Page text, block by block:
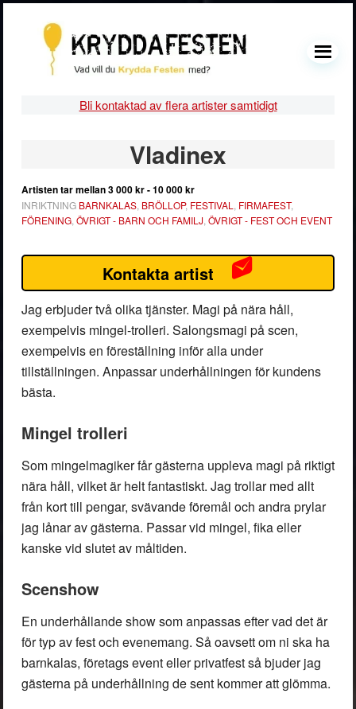
huvudnavigering
huvudinnehåll
MENU
Bli kontaktad av flera artister samtidigt
Vladinex
Artisten tar mellan3 000 kr - 10 000 kr
INRIKTNING BARNKALAS, BRÖLLOP, FESTIVAL, FIRMAFEST,
FÖRENING,ÖVRIGT - BARN OCH FAMILJ,ÖVRIGT - FEST OCH EVENT
Kontakta artist
Jag erbjuder två olika tjänster. Magi på nära håll,
exempelvis mingel-trolleri. Salongsmagi på scen,
exempelvis en föreställning inför alla under
tillställningen. Anpassar underhållningen för kundens
bästa.
Mingel trolleri
Som mingelmagiker får gästerna uppleva magi på riktigt
nära håll, vilket är helt fantastiskt. Jag trollar med allt
från kort till pengar, svävande föremål och andra prylar
jag lånar av gästerna. Passar vid mingel, fika eller
kanske vid slutet av måltiden.
Scenshow
En underhållande show som anpassas efter vad det är
för typ av fest och evenemang. Så oavsett om ni ska ha
barnkalas, företags event eller privatfest så bjuder jag
gästerna på underhållning de sent kommer att glömma.